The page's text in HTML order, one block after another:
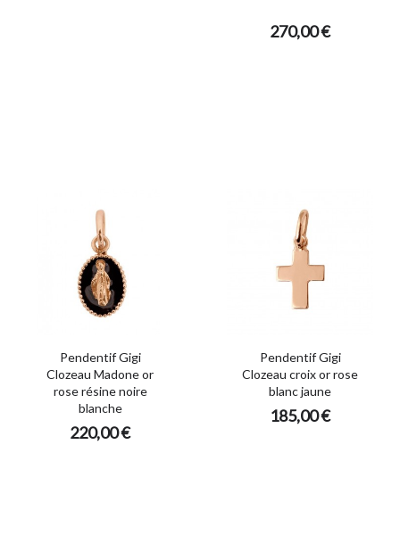
270,00 €
Pendentif Gigi
Clozeau Madone or
rose résine noire
blanche
220,00 €
Pendentif Gigi
Clozeau croix or rose
blanc jaune
185,00 €